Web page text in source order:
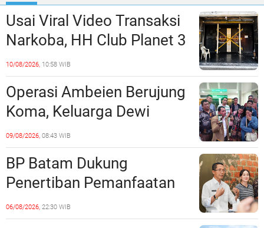
Usai Viral Video Transaksi
Narkoba, HH Club Planet 3
Dikabarkan Digerebek
Dittipidnarkoba Bareskrim
Polri?
10/08/2026, 10:58 WIB
Operasi Ambeien Berujung
Koma, Keluarga Dewi
Sartika Polisikan RS Awal
Bros Botania
09/08/2026, 08:43 WIB
BP Batam Dukung
Penertiban Pemanfaatan
Ruang Laut Sesuai
Ketentuan Peraturan
06/08/2026, 22:30 WIB